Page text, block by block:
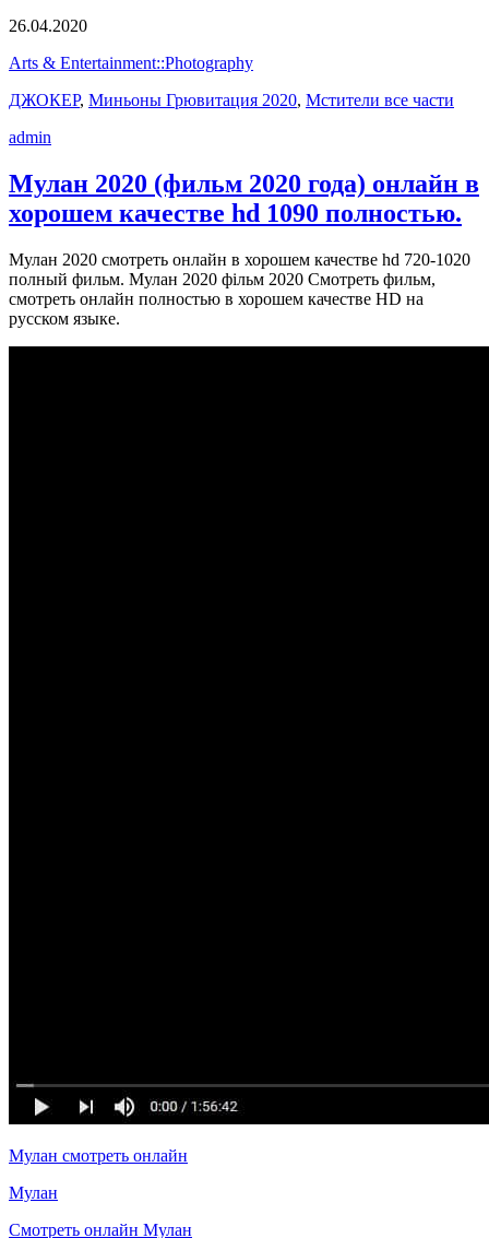
26.04.2020
Arts & Entertainment::Photography
ДЖОКЕР, Миньоны Грювитация 2020, Мстители все части
admin
Мулан 2020 (фильм 2020 года) онлайн в
хорошем качестве hd 1090 полностью.
Мулан 2020 смотреть онлайн в хорошем качестве hd 720-1020
полный фильм. Мулан 2020 фільм 2020 Смотреть фильм,
смотреть онлайн полностью в хорошем качестве HD на
русском языке.
Мулан смотреть онлайн
Мулан
Смотреть онлайн Мулан